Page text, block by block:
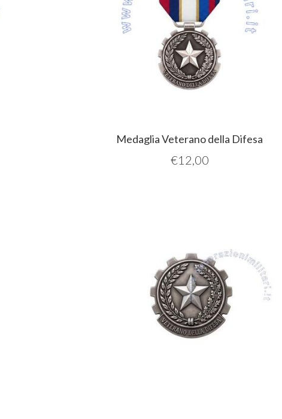
Medaglia Veterano della Difesa
€12,00